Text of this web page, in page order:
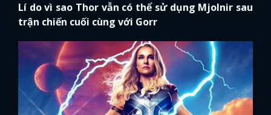
Lí do vì sao Thor vẫn có thể sử dụng Mjolnir sau
trận chiến cuối cùng với Gorr